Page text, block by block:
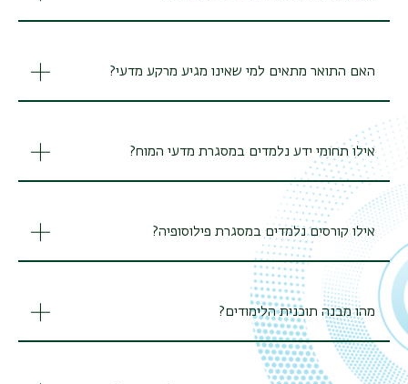
האם התואר מתאים למי שאינו מגיע מרקע מדעי?
אילו תחומי ידע נלמדים במסגרת מדעי המוח?
אילו קורסים נלמדים במסגרת פילוסופיה?
מהו מבנה תוכנית הלימודים?